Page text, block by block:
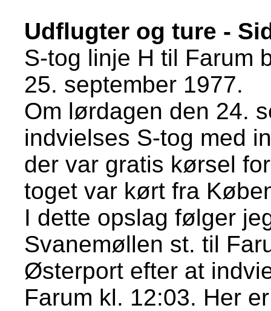
Udflugter og ture -
S-tog linje H til Farum
25. september 1977.
Om lørdagen den 24.
indvielses S-tog med
der var gratis kørsel
toget var kørt fra
I dette opslag følger
Svanemøllen st. til
Østerport efter at
Farum kl. 12:03. Her